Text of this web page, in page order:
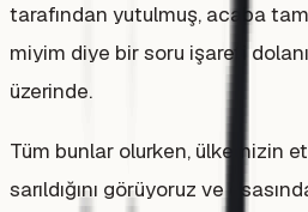
tarafından yutulmuş, acaba
miyim diye bir soru işareti
üzerinde.
Tüm bunlar olurken, ülkemizin
sarıldığını görüyoruz ve